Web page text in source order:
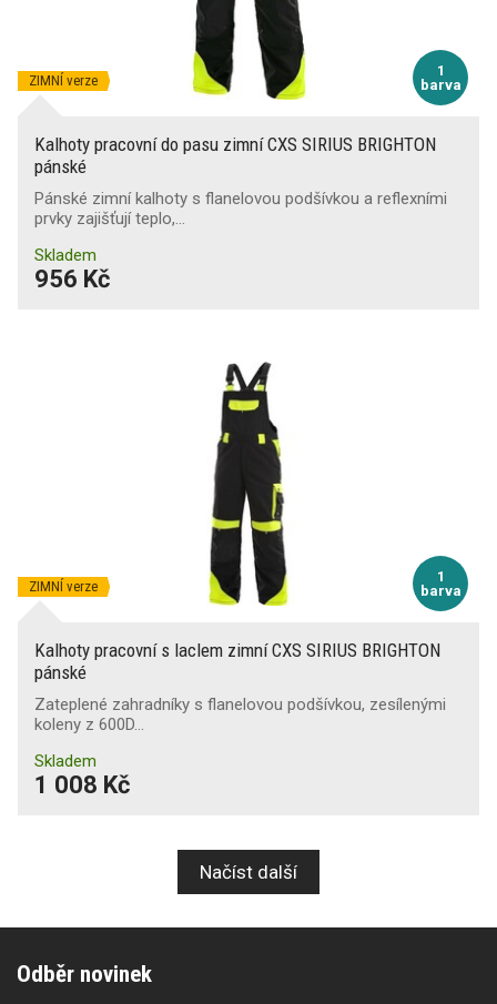
1
barva
ZIMNÍ verze
Kalhoty pracovní do pasu zimní CXS SIRIUS BRIGHTON
pánské
Pánské zimní kalhoty s flanelovou podšívkou a reflexními
prvky zajišťují teplo,…
Skladem
956 Kč
1
barva
ZIMNÍ verze
Kalhoty pracovní s laclem zimní CXS SIRIUS BRIGHTON
pánské
Zateplené zahradníky s flanelovou podšívkou, zesílenými
koleny z 600D…
Skladem
1 008 Kč
Načíst další
Odběr novinek